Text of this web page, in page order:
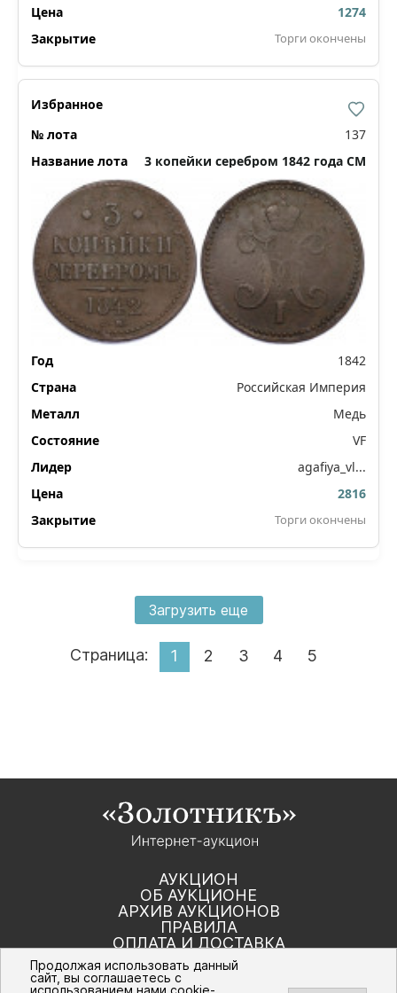
1274
Торги окончены
137
3 копейки серебром 1842 года СМ
1842
Российская Империя
Медь
VF
agafiya_vl...
2816
Торги окончены
Загрузить еще
Страница: 1 2 3 4 5
АУКЦИОН
ОБ АУКЦИОНЕ
АРХИВ АУКЦИОНОВ
ПРАВИЛА
ОПЛАТА И ДОСТАВКА
КОНТАКТЫ
Продолжая использовать данный
сайт, вы соглашаетесь с
использованием нами cookie-